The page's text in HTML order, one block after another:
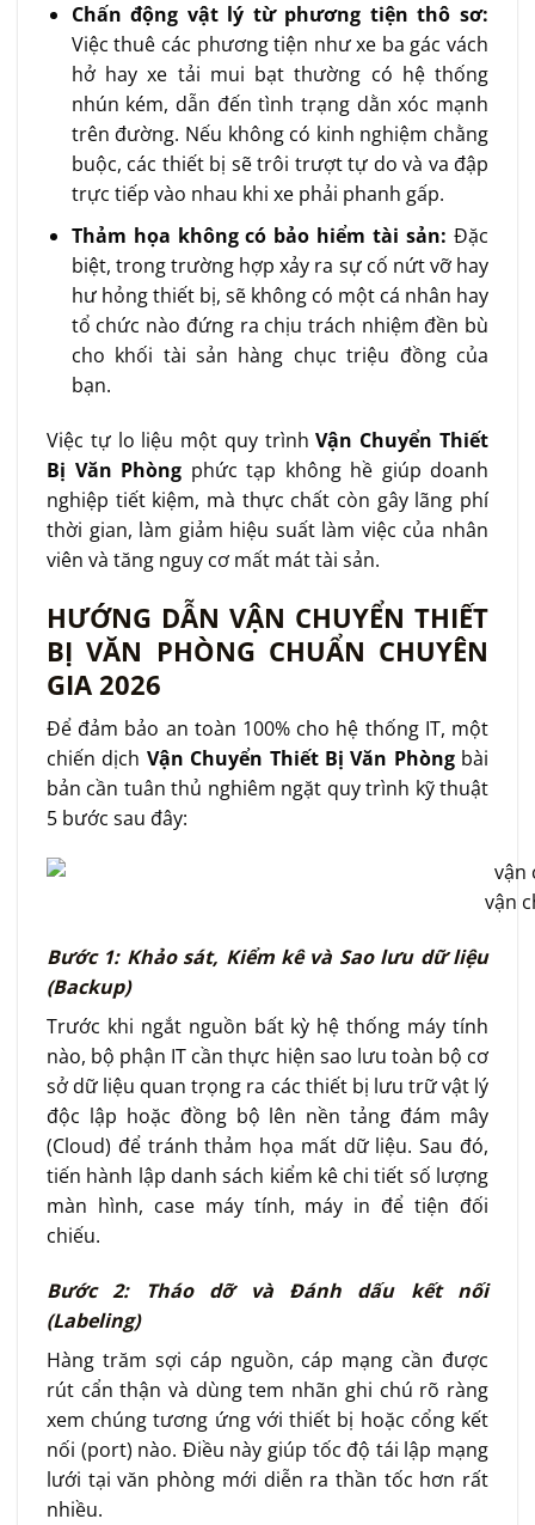
Chấn động vật lý từ phương tiện thô sơ:
Việc thuê các phương tiện như xe ba gác vách
hở hay xe tải mui bạt thường có hệ thống
nhún kém, dẫn đến tình trạng dằn xóc mạnh
trên đường. Nếu không có kinh nghiệm chằng
buộc, các thiết bị sẽ trôi trượt tự do và va đập
trực tiếp vào nhau khi xe phải phanh gấp.
Thảm họa không có bảo hiểm tài sản: Đặc
biệt, trong trường hợp xảy ra sự cố nứt vỡ hay
hư hỏng thiết bị, sẽ không có một cá nhân hay
tổ chức nào đứng ra chịu trách nhiệm đền bù
cho khối tài sản hàng chục triệu đồng của
bạn.
Việc tự lo liệu một quy trìnhVận Chuyển Thiết
Bị Văn Phòng phức tạp không hề giúp doanh
nghiệp tiết kiệm, mà thực chất còn gây lãng phí
thời gian, làm giảm hiệu suất làm việc của nhân
viên và tăng nguy cơ mất mát tài sản.
HƯỚNG DẪN VẬN CHUYỂN THIẾT
BỊ VĂN PHÒNG CHUẨN CHUYÊN
GIA 2026
Để đảm bảo an toàn 100% cho hệ thống IT, một
chiến dịch Vận Chuyển Thiết Bị Văn Phòngbài
bản cần tuân thủ nghiêm ngặt quy trình kỹ thuật
5 bước sau đây:
vận
Bước 1: Khảo sát, Kiểm kê và Sao lưu dữ liệu
(Backup)
Trước khi ngắt nguồn bất kỳ hệ thống máy tính
nào, bộ phận IT cần thực hiện sao lưu toàn bộ cơ
sở dữ liệu quan trọng ra các thiết bị lưu trữ vật lý
độc lập hoặc đồng bộ lên nền tảng đám mây
(Cloud) để tránh thảm họa mất dữ liệu. Sau đó,
tiến hành lập danh sách kiểm kê chi tiết số lượng
màn hình, case máy tính, máy in để tiện đối
chiếu.
Bước 2: Tháo dỡ và Đánh dấu kết nối
(Labeling)
Hàng trăm sợi cáp nguồn, cáp mạng cần được
rút cẩn thận và dùng tem nhãn ghi chú rõ ràng
xem chúng tương ứng với thiết bị hoặc cổng kết
nối (port) nào. Điều này giúp tốc độ tái lập mạng
lưới tại văn phòng mới diễn ra thần tốc hơn rất
nhiều.